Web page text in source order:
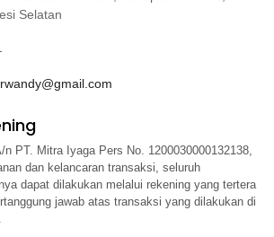
Selatan
n PT. Mitra Iyaga Pers No. 1200030000132138,
dan kelancaran transaksi, seluruh
dapat dilakukan melalui rekening yang tertera
jawab atas transaksi yang dilakukan di